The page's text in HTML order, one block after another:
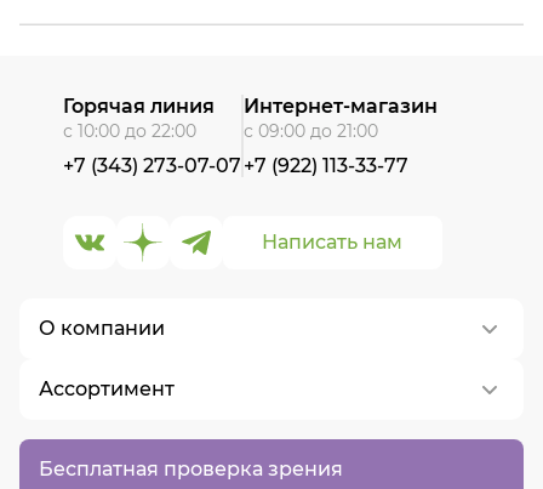
Бесплатная проверка зрения
О компании
О нас
Контакты
Вакансии
Ассортимент
Написать нам
Горячая линия
с 10:00 до 22:00
+7 (343) 273-07-07
Интернет-магазин
с 09:00 до 21:00
+7 (922) 113-33-77